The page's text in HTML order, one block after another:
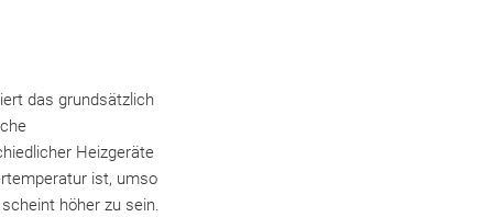
das grundsätzlich
Heizgeräte
ist, umso
höher zu sein.